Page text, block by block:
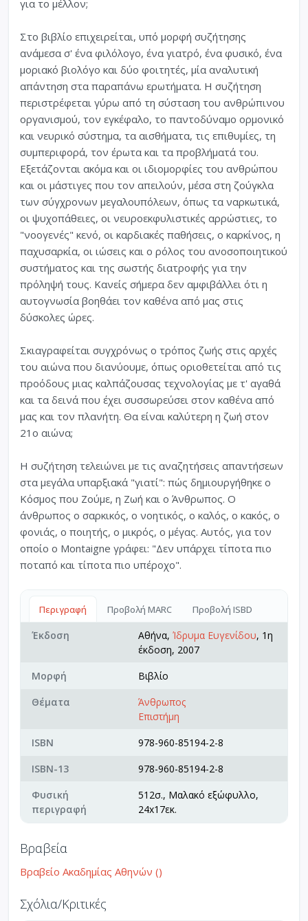
για το μέλλον;
Στο βιβλίο επιχειρείται, υπό μορφή συζήτησης
ανάμεσα σ' ένα φιλόλογο, ένα γιατρό, ένα φυσικό, ένα
μοριακό βιολόγο και δύο φοιτητές, μία αναλυτική
απάντηση στα παραπάνω ερωτήματα. Η συζήτηση
περιστρέφεται γύρω από τη σύσταση του ανθρώπινου
οργανισμού, τον εγκέφαλο, το παντοδύναμο ορμονικό
και νευρικό σύστημα, τα αισθήματα, τις επιθυμίες, τη
συμπεριφορά, τον έρωτα και τα προβλήματά του.
Εξετάζονται ακόμα και οι ιδιομορφίες του ανθρώπου
και οι μάστιγες που τον απειλούν, μέσα στη ζούγκλα
των σύγχρονων μεγαλουπόλεων, όπως τα ναρκωτικά,
οι ψυχοπάθειες, οι νευροεκφυλιστικές αρρώστιες, το
"νοογενές" κενό, οι καρδιακές παθήσεις, ο καρκίνος, η
παχυσαρκία, οι ιώσεις και ο ρόλος του ανοσοποιητικού
συστήματος και της σωστής διατροφής για την
πρόληψή τους. Κανείς σήμερα δεν αμφιβάλλει ότι η
αυτογνωσία βοηθάει τον καθένα από μας στις
δύσκολες ώρες.
Σκιαγραφείται συγχρόνως ο τρόπος ζωής στις αρχές
του αιώνα που διανύουμε, όπως οριοθετείται από τις
προόδους μιας καλπάζουσας τεχνολογίας με τ' αγαθά
και τα δεινά που έχει συσσωρεύσει στον καθένα από
μας και τον πλανήτη. Θα είναι καλύτερη η ζωή στον
21ο αιώνα;
Η συζήτηση τελειώνει με τις αναζητήσεις απαντήσεων
στα μεγάλα υπαρξιακά "γιατί": πώς δημιουργήθηκε ο
Κόσμος που Ζούμε, η Ζωή και ο Άνθρωπος. Ο
άνθρωπος ο σαρκικός, ο νοητικός, ο καλός, ο κακός, ο
φονιάς, ο ποιητής, ο μικρός, ο μέγας. Αυτός, για τον
οποίο ο Montaigne γράφει: "Δεν υπάρχει τίποτα πιο
ποταπό και τίποτα πιο υπέροχο".
Περιγραφή Προβολή MARC Προβολή ISBD
Έκδοση Αθήνα, Ίδρυμα Ευγενίδου, 1η
έκδοση, 2007
Μορφή
Βιβλίο
Θέματα
Άνθρωπος
Επιστήμη
ISBN
978-960-85194-2-8
ISBN-13
978-960-85194-2-8
Φυσική
περιγραφή
512σ., Μαλακό εξώφυλλο,
24x17εκ.
Βραβεία
Βραβείο Ακαδημίας Αθηνών ()
Σχόλια/Κριτικές